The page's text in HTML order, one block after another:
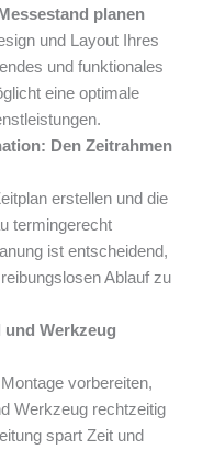
planen
und Layout Ihres
und funktionales
eine optimale
Den Zeitrahmen
erstellen und die
termingerecht
ist entscheidend,
Ablauf zu
Werkzeug
vorbereiten,
Werkzeug rechtzeitig
spart Zeit und